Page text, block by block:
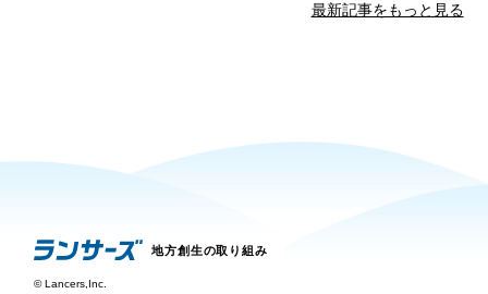
最新記事をもっと見る
地方創生の取り組み
©Lancers,Inc.